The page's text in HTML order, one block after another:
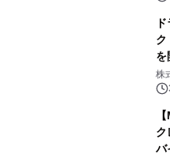
ク
を
株
バ